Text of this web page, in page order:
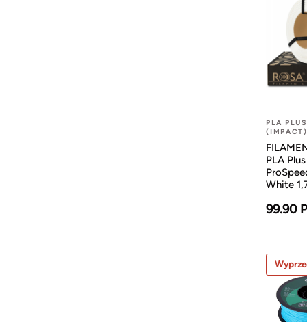
PLA
(IMPACT)
PLA Plus
White
99.90